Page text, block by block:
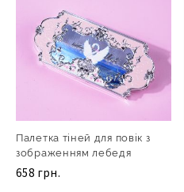
Палетка тіней для повік з
зображенням лебедя
658 грн.